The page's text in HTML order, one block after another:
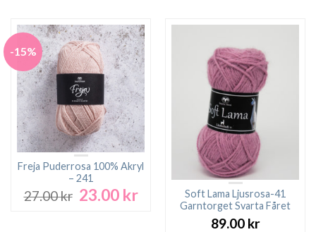
-15%
Freja Puderrosa 100% Akryl
– 241
27.00kr Det
23.00 krDet
nuvarande
Soft Lama Ljusrosa-41
Garntorget Svarta Fåret
89.00 kr